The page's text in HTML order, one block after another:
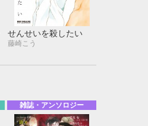
せんせいを殺したい
藤崎こう
雑誌・アンソロジー